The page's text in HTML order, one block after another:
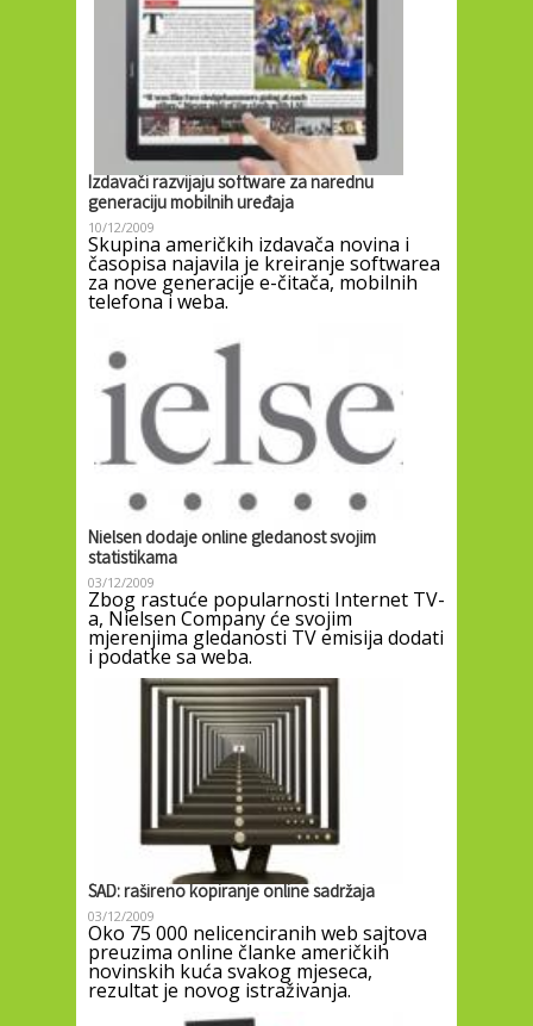
Izdavači razvijaju software za narednu
generaciju mobilnih uređaja
10/12/2009
Skupina američkih izdavača novina i
časopisa najavila je kreiranje softwarea
za nove generacije e-čitača, mobilnih
telefona i weba.
Nielsen dodaje online gledanost svojim
statistikama
03/12/2009
Zbog rastuće popularnosti Internet TV-
a, Nielsen Company će svojim
mjerenjima gledanosti TV emisija dodati
i podatke sa weba.
SAD: rašireno kopiranje online sadržaja
03/12/2009
Oko 75 000 nelicenciranih web sajtova
preuzima online članke američkih
novinskih kuća svakog mjeseca,
rezultat je novog istraživanja.